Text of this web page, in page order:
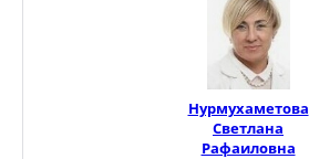
Нурмухаметова
Светлана
Рафаиловна